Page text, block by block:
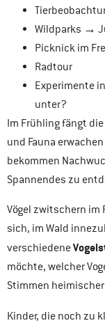
Wildparks →
Picknick im
Radtour
Experimente
unter?
Im Frühling fängt
und Fauna
bekommen
Spannendes zu
Vögel zwitschern im
sich, im Wald
verschiedene
möchte, welcher
Stimmen heimischer
Kinder, die noch zu